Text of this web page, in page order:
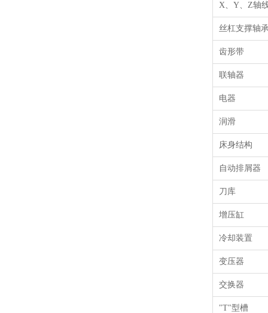
X、 Y、 Z轴
丝杠支撑轴
齿形带
联轴器
电器
润滑
床身结构
自动排屑器
刀库
增压缸
冷却装置
变压器
交换器
"T"型槽